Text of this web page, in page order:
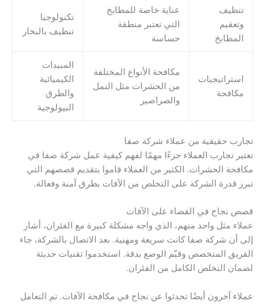
تنظيف
وتعقيم
المطابخ
عناية خاصة للمطابخ
التي تعتبر منطقة
حساسة
تكنولوجيا
تنظيف بالبخار
استراتيجيات
مكافحة
مكافحة الأنواع المختلفة
من الحشرات مثل النمل
والصراصير
المبيدات
الكيميائية
والطرق
البيولوجية
تجارب حقيقية من عملاء شركة صفا
تعتبر تجارب العملاء جزءًا مهمًا لفهم كيفية عمل شركة صفا في
مكافحة الحشرات. الكثير من العملاء قاموا بتقديم قصصهم التي
تبرز قدرة الشركة على التخلص من الآفات بطرق آمنة وفعالة.
قصص نجاح في القضاء على الآفات
عملاء مثل واحد منهم، الذي واجه مشكلة كبيرة مع الفئران، أشار
إلى أن شركة صفا كانت سريعة ومهنية. بعد الاتصال بالشركة، جاء
الفريق المتخصص وقيّم الوضع بدقة. استخدموا تقنيات حديثة
لضمان التخلص الكامل من الفئران.
عملاء آخرون أيضًا تحدثوا عن نجاح في مكافحة الآفات. تم التعامل